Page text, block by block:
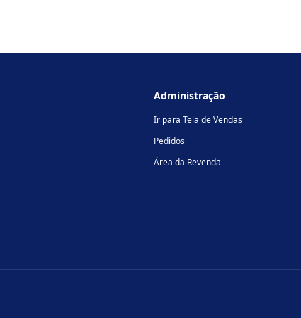
Administração
Ir para Tela de Vendas
Pedidos
Área da Revenda